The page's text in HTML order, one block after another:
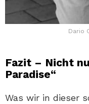
Dario
Fazit – Nicht
Paradise“
Was wir in dieser